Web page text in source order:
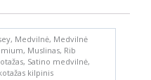
Medvilnė, Medvilnė
Muslinas, Rib
Satino medvilnė,
kilpinis